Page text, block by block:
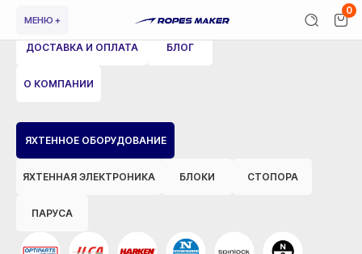
МЕНЮ +
0
ЯХТЕННОЕ ОБОРУДОВАНИЕ
ЯХТЕННАЯ ЭЛЕКТРОНИКА БЛОКИ СТОПОРА
ПАРУСА
ДОСТАВКА И ОПЛАТА БЛОГ
О КОМПАНИИ